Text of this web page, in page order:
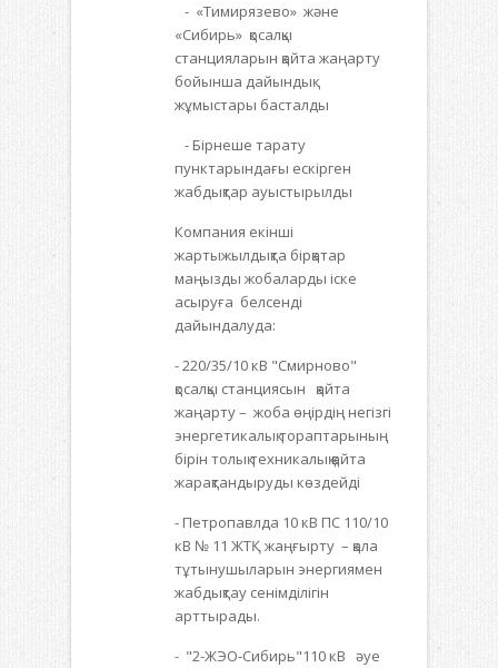
- «Тимирязево» және
«Сибирь» қосалқы
станцияларын қайта жаңарту
бойынша дайындық
жұмыстары басталды
- Бірнеше тарату
пунктарындағы ескірген
жабдықтар ауыстырылды
Компания екінші
жартыжылдықта бірқатар
маңызды жобаларды іске
асыруға белсенді
дайындалуда:
- 220/35/10 кВ "Смирново"
қосалқы станциясын қайта
жаңарту – жоба өңірдің негізгі
энергетикалық тораптарының
бірін толық техникалық қайта
жарақтандыруды көздейді
- Петропавлда 10 кВ ПС 110/10
кВ № 11 ЖТҚ жаңғырту – қала
тұтынушыларын энергиямен
жабдықтау сенімділігін
арттырады.
- "2-ЖЭО-Сибирь"110 кВ әуе